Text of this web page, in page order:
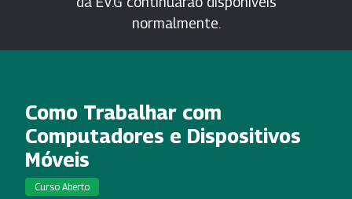
normalmente.
Como Trabalhar com
Computadores e Dispositivos
Móveis
Curso Aberto